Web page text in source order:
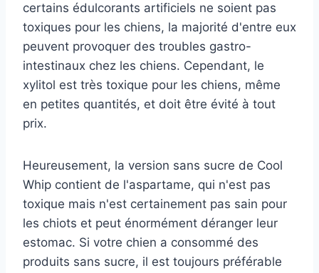
certains édulcorants artificiels ne soient pas
toxiques pour les chiens, la majorité d'entre eux
peuvent provoquer des troubles gastro-
intestinaux chez les chiens. Cependant, le
xylitol est très toxique pour les chiens, même
en petites quantités, et doit être évité à tout
prix.
Heureusement, la version sans sucre de Cool
Whip contient de l'aspartame, qui n'est pas
toxique mais n'est certainement pas sain pour
les chiots et peut énormément déranger leur
estomac. Si votre chien a consommé des
produits sans sucre, il est toujours préférable